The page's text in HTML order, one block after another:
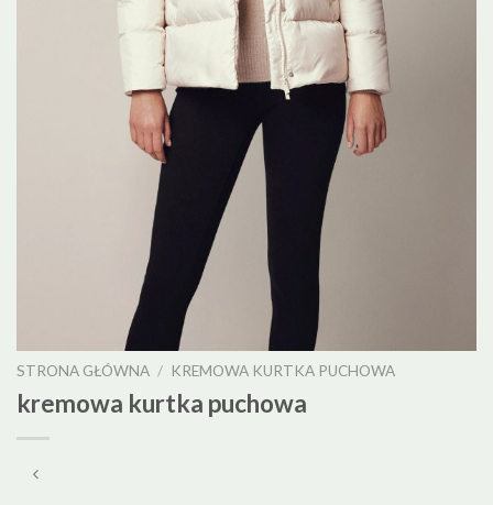
STRONA GŁÓWNA / KREMOWA KURTKA PUCHOWA
kremowa kurtka puchowa